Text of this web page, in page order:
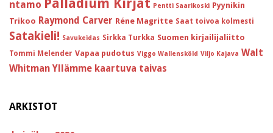
ntamo Palladium Kirjat Pentti Saarikoski Pyynikin
Trikoo Raymond Carver Réne Magritte Saat toivoa kolmesti
Satakieli! Savukeidas Sirkka Turkka Suomen kirjailijaliitto
Tommi Melender Vapaa pudotus Viggo Wallensköld Viljo Kajava Walt
Whitman Yllämme kaartuva taivas
ARKISTOT